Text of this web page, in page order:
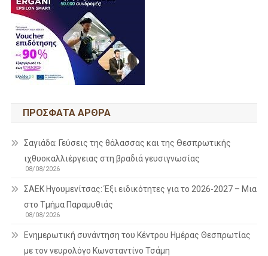
ΠΡΌΣΦΑΤΑ ΆΡΘΡΑ
Σαγιάδα: Γεύσεις της θάλασσας και της Θεσπρωτικής
ιχθυοκαλλιέργειας στη βραδιά γευσιγνωσίας
08/08/2026
ΣΑΕΚ Ηγουμενίτσας: Έξι ειδικότητες για το 2026-2027 – Μια
στο Τμήμα Παραμυθιάς
08/08/2026
Ενημερωτική συνάντηση του Κέντρου Ημέρας Θεσπρωτίας
με τον νευρολόγο Κωνσταντίνο Τσάμη